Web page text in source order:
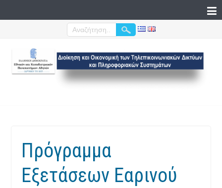
Πρόγραμμα
Εξετάσεων Εαρινού